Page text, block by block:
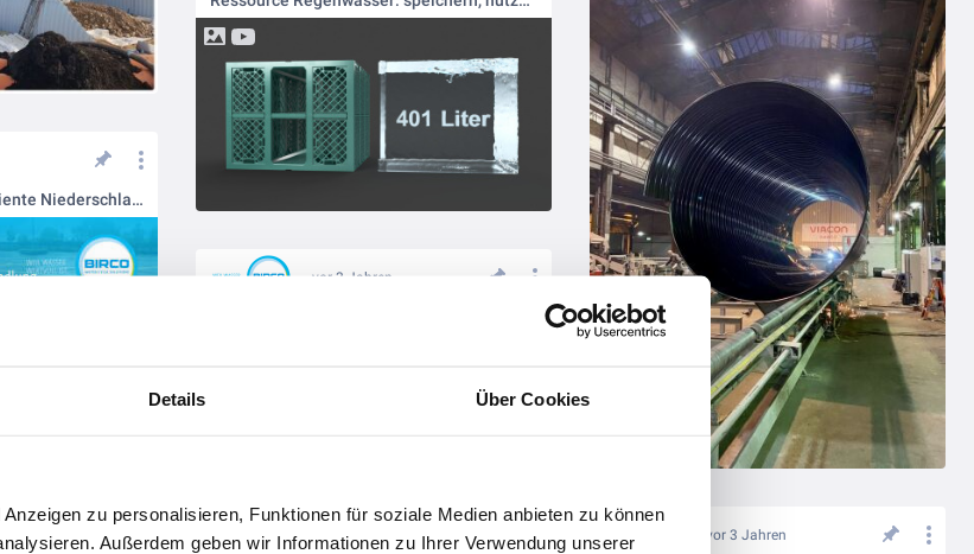
Details Über Cookies
zu personalisieren, Funktionen für soziale Medien anbieten zu können
Außerdem geben wir Informationen zu Ihrer Verwendung unserer
BIRCOhydropoint® Effiziente Niederschlagswasserbehandlung in Schächten
vor 3 Jahren
vor 3 Jahren